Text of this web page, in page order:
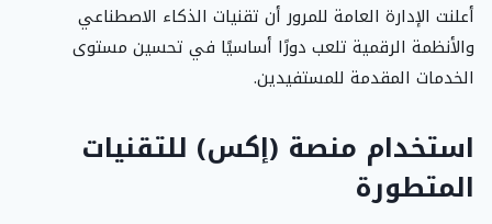
أعلنت الإدارة العامة للمرور أن تقنيات الذكاء الاصطناعي
والأنظمة الرقمية تلعب دورًا أساسيًا في تحسين مستوى
الخدمات المقدمة للمستفيدين.
استخدام منصة (إكس) للتقنيات
المتطورة